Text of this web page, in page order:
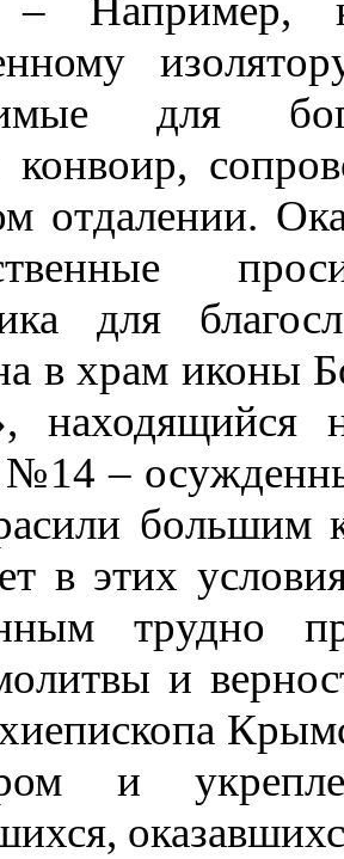
Например,
для
отдалении.
для
в храм иконы
находящийся
–
большим
в этих
трудно
и
и